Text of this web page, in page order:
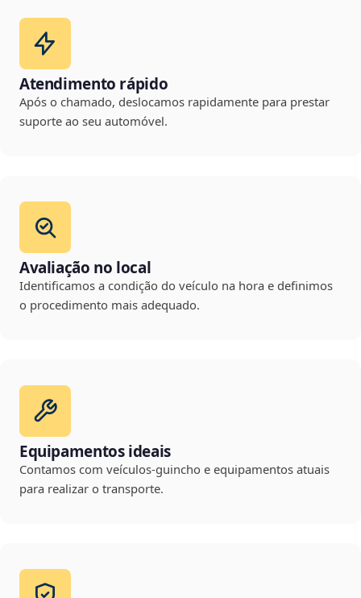
Atendimento rápido
Após o chamado, deslocamos rapidamente para prestar
suporte ao seu automóvel.
Avaliação no local
Identificamos a condição do veículo na hora e definimos
o procedimento mais adequado.
Equipamentos ideais
Contamos com veículos-guincho e equipamentos atuais
para realizar o transporte.